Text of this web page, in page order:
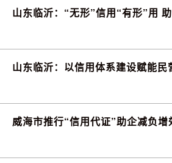
山东临沂：“无形”信用“有形”用
山东临沂：以信用体系建设赋能民
威海市推行“信用代证”助企减负